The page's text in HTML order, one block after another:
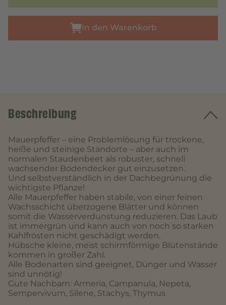
In den Warenkorb
Beschreibung
Mauerpfeffer – eine Problemlösung für trockene,
heiße und steinige Standorte – aber auch im
normalen Staudenbeet als robuster, schnell
wachsender Bodendecker gut einzusetzen.
Und selbstverständlich in der Dachbegrünung die
wichtigste Pflanze!
Alle Mauerpfeffer haben stabile, von einer feinen
Wachsschicht überzogene Blätter und können
somit die Wasserverdunstung reduzieren. Das Laub
ist immergrün und kann auch von noch so starken
Kahlfrösten nicht geschädigt werden.
Hübsche kleine, meist schirmförmige Blütenstände
kommen in großer Zahl.
Alle Bodenarten sind geeignet, Dünger und Wasser
sind unnötig!
Gute Nachbarn: Armeria, Campanula, Nepeta,
Sempervivum, Silene, Stachys, Thymus